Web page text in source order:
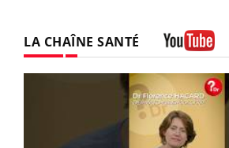
LA CHAÎNE SANTÉ